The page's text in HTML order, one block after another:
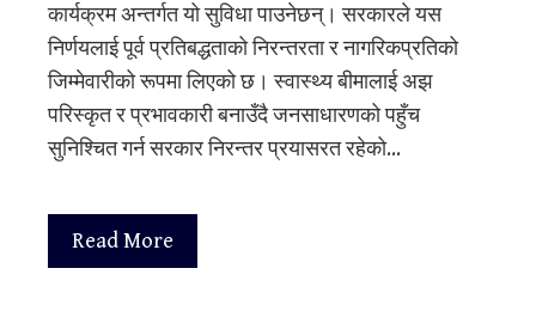
कार्यक्रम अन्तर्गत यो सुविधा पाउनेछन्। सरकारले यस
निर्णयलाई पूर्व प्रतिबद्धताको निरन्तरता र नागरिकप्रतिको
जिम्मेवारीको रूपमा लिएको छ। स्वास्थ्य बीमालाई अझ
परिस्कृत र प्रभावकारी बनाउँदै जनसाधारणको पहुँच
सुनिश्चित गर्न सरकार निरन्तर प्रयासरत रहेको…
Read More